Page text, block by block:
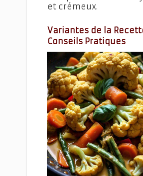
et crémeux.
Variantes de la
Conseils Pratiques
Le Curry de Chou-fleur au